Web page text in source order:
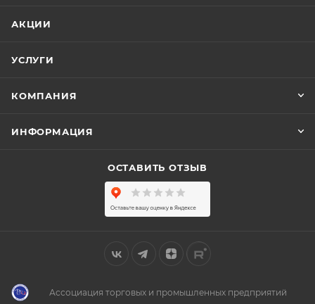
АКЦИИ
УСЛУГИ
КОМПАНИЯ
ИНФОРМАЦИЯ
ОСТАВИТЬ ОТЗЫВ
Ассоциация торговых и промышленных предприятий